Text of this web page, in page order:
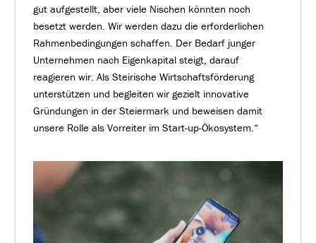
gut aufgestellt, aber viele Nischen könnten noch
besetzt werden. Wir werden dazu die erforderlichen
Rahmenbedingungen schaffen. Der Bedarf junger
Unternehmen nach Eigenkapital steigt, darauf
reagieren wir. Als Steirische Wirtschaftsförderung
unterstützen und begleiten wir gezielt innovative
Gründungen in der Steiermark und beweisen damit
unsere Rolle als Vorreiter im Start-up-Ökosystem.“